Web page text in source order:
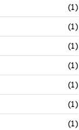
(1)
(1)
(1)
(1)
(1)
(1)
(1)